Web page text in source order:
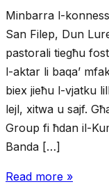
Minbarra l-
San Filep, Dun
pastorali tiegħu
l-aktar li baqa’
biex jieħu l-vjatku
lejl, xitwa u sajf.
Group fi ħdan il-
Banda […]
Read more »